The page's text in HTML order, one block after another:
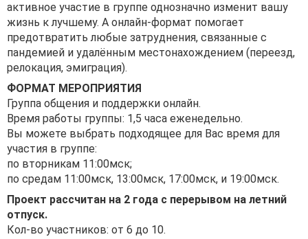
активное участие в группе однозначно изменит вашу
жизнь к лучшему. А онлайн-формат помогает
предотвратить любые затруднения, связанные с
пандемией и удалённым местонахождением (переезд,
релокация, эмиграция).
ФОРМАТ МЕРОПРИЯТИЯ
Группа общения и поддержки онлайн.
Время работы группы: 1,5 часа еженедельно.
Вы можете выбрать подходящее для Вас время для
участия в группе:
по вторникам 11:00мск;
по средам 11:00мск, 13:00мск, 17:00мск, и 19:00мск.
Проект рассчитан на 2 года с перерывом на летний
отпуск.
Кол-во участников: от 6 до 10.